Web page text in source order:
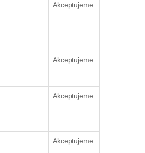
Akceptujeme
Akceptujeme
Akceptujeme
Akceptujeme